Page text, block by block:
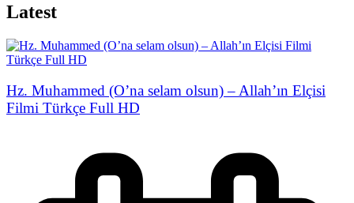
Latest
Hz. Muhammed (O’na selam olsun) – Allah’ın Elçisi
Filmi Türkçe Full HD